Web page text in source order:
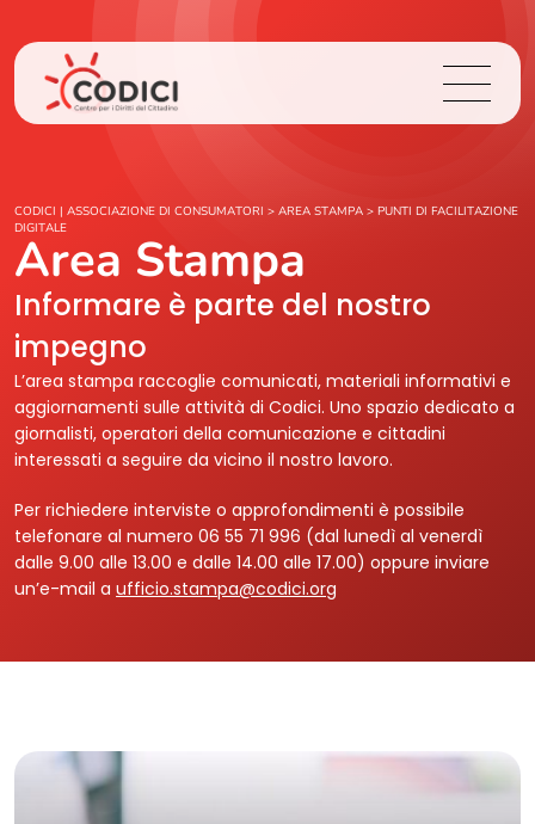
Chi Siamo
Cosa Facciamo
Area Stampa
Contatti
Login
CODICI | ASSOCIAZIONE DI CONSUMATORI > AREA STAMPA > PUNTI DI FACILITAZIONE
DIGITALE
Area Stampa
Informare è parte del nostro
impegno
L’area stampa raccoglie comunicati, materiali informativi e
aggiornamenti sulle attività di Codici. Uno spazio dedicato a
giornalisti, operatori della comunicazione e cittadini
interessati a seguire da vicino il nostro lavoro.
Per richiedere interviste o approfondimenti è possibile
telefonare al numero 06 55 71 996 (dal lunedì al venerdì
dalle 9.00 alle 13.00 e dalle 14.00 alle 17.00) oppure inviare
un’e-mail a ufficio.stampa@codici.org